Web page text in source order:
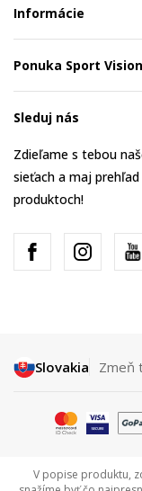
Informácie
Ponuka Sport Vision
Sleduj nás
Zdieľame s tebou
sieťach a maj
produktoch!
Slovakia Zmeň
V popise produktu,